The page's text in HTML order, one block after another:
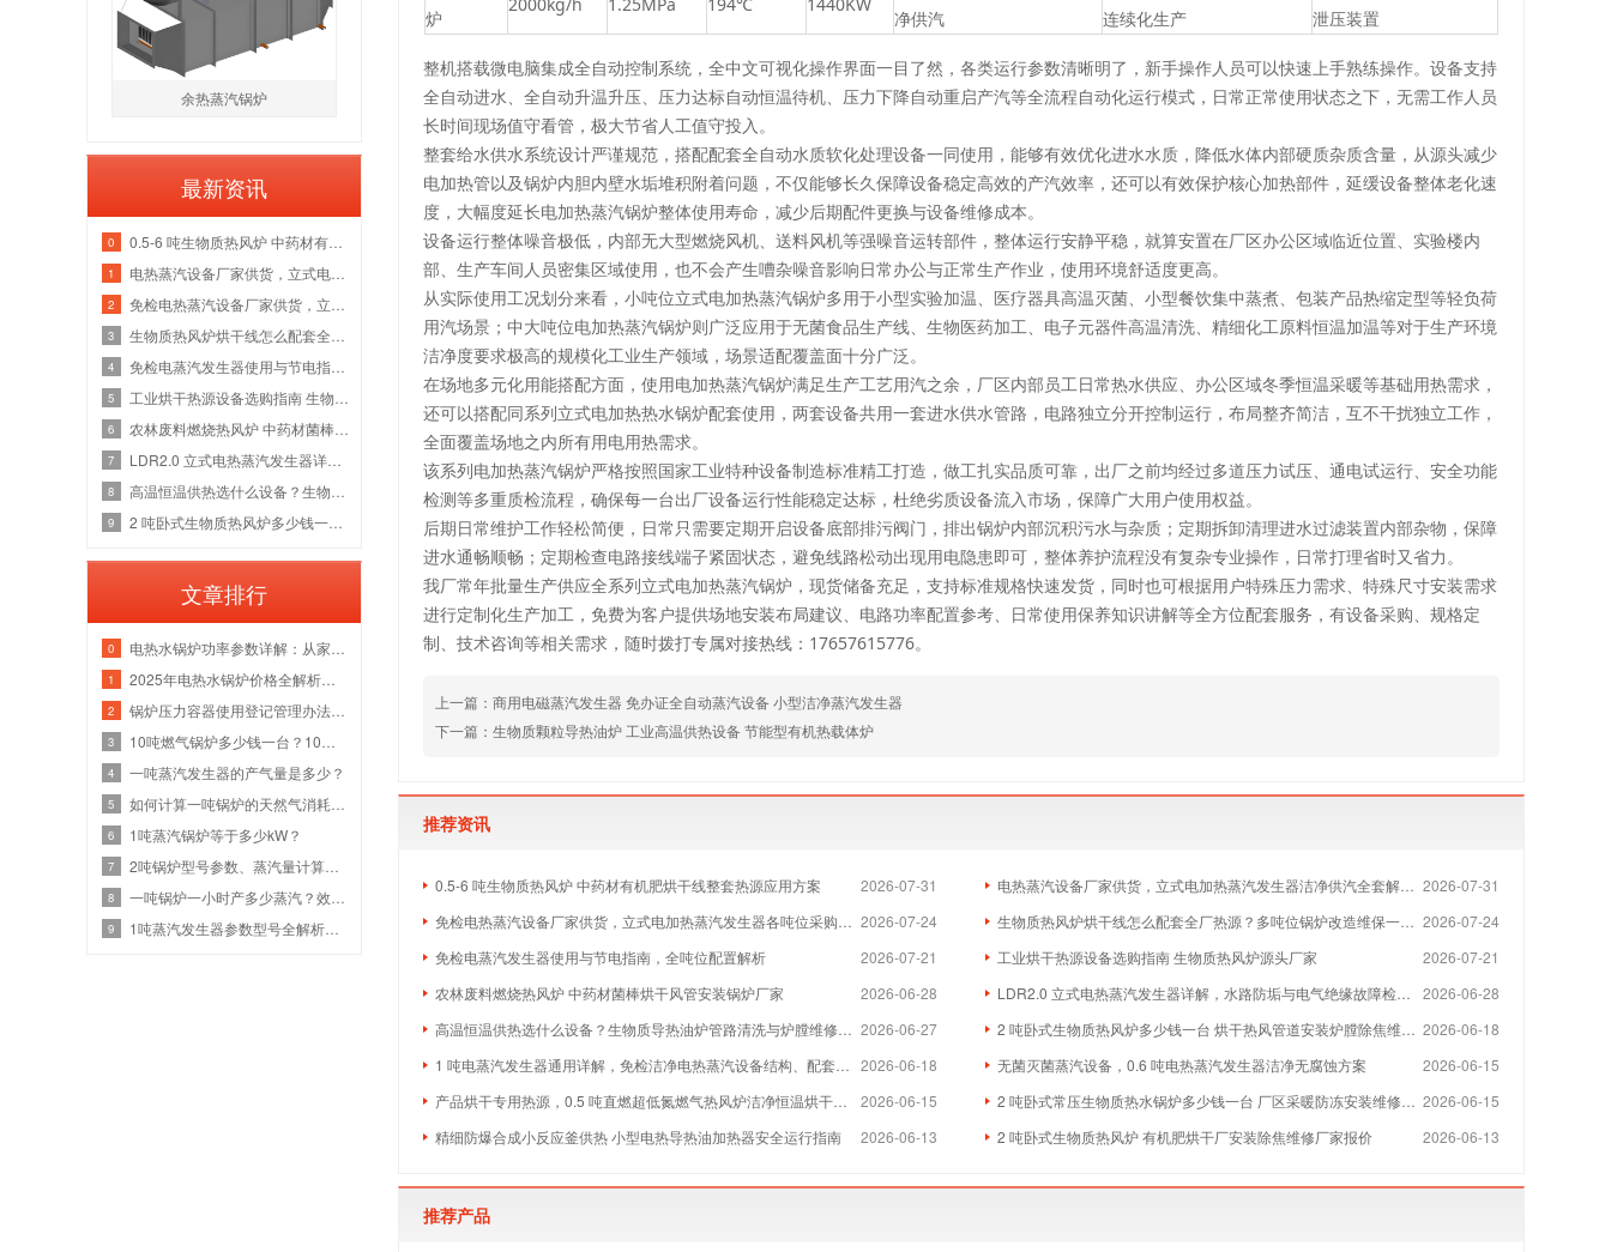
炉
净供汽
连续化生产
泄压装置
整机搭载微电脑集成全自动控制系统，全中文可视化操作界面一目了然，各类运行参数清晰明了，新手操作人员可以快速上手熟练操作。设备支持
全自动进水、全自动升温升压、压力达标自动恒温待机、压力下降自动重启产汽等全流程自动化运行模式，日常正常使用状态之下，无需工作人员
长时间现场值守看管，极大节省人工值守投入。
整套给水供水系统设计严谨规范，搭配配套全自动水质软化处理设备一同使用，能够有效优化进水水质，降低水体内部硬质杂质含量，从源头减少
电加热管以及锅炉内胆内壁水垢堆积附着问题，不仅能够长久保障设备稳定高效的产汽效率，还可以有效保护核心加热部件，延缓设备整体老化速
度，大幅度延长电加热蒸汽锅炉整体使用寿命，减少后期配件更换与设备维修成本。
设备运行整体噪音极低，内部无大型燃烧风机、送料风机等强噪音运转部件，整体运行安静平稳，就算安置在厂区办公区域临近位置、实验楼内
部、生产车间人员密集区域使用，也不会产生嘈杂噪音影响日常办公与正常生产作业，使用环境舒适度更高。
从实际使用工况划分来看，小吨位立式电加热蒸汽锅炉多用于小型实验加温、医疗器具高温灭菌、小型餐饮集中蒸煮、包装产品热缩定型等轻负荷
用汽场景；中大吨位电加热蒸汽锅炉则广泛应用于无菌食品生产线、生物医药加工、电子元器件高温清洗、精细化工原料恒温加温等对于生产环境
洁净度要求极高的规模化工业生产领域，场景适配覆盖面十分广泛。
在场地多元化用能搭配方面，使用电加热蒸汽锅炉满足生产工艺用汽之余，厂区内部员工日常热水供应、办公区域冬季恒温采暖等基础用热需求，
还可以搭配同系列立式电加热热水锅炉配套使用，两套设备共用一套进水供水管路，电路独立分开控制运行，布局整齐简洁，互不干扰独立工作，
全面覆盖场地之内所有用电用热需求。
该系列电加热蒸汽锅炉严格按照国家工业特种设备制造标准精工打造，做工扎实品质可靠，出厂之前均经过多道压力试压、通电试运行、安全功能
检测等多重质检流程，确保每一台出厂设备运行性能稳定达标，杜绝劣质设备流入市场，保障广大用户使用权益。
后期日常维护工作轻松简便，日常只需要定期开启设备底部排污阀门，排出锅炉内部沉积污水与杂质；定期拆卸清理进水过滤装置内部杂物，保障
进水通畅顺畅；定期检查电路接线端子紧固状态，避免线路松动出现用电隐患即可，整体养护流程没有复杂专业操作，日常打理省时又省力。
我厂常年批量生产供应全系列立式电加热蒸汽锅炉，现货储备充足，支持标准规格快速发货，同时也可根据用户特殊压力需求、特殊尺寸安装需求
进行定制化生产加工，免费为客户提供场地安装布局建议、电路功率配置参考、日常使用保养知识讲解等全方位配套服务，有设备采购、规格定
制、技术咨询等相关需求，随时拨打专属对接热线：17657615776。
上一篇：商用电磁蒸汽发生器 免办证全自动蒸汽设备 小型洁净蒸汽发生器
下一篇：生物质颗粒导热油炉 工业高温供热设备 节能型有机热载体炉
推荐资讯
2026-07-31
0.5-6 吨生物质热风炉 中药材有机肥烘干线整套热源应用方案 2026-07-31
电热蒸汽设备厂家供货，立式电加热蒸汽发生器洁净供汽全套解决方案
2026-07-24
免检电热蒸汽设备厂家供货，立式电加热蒸汽发生器各吨位采购成本分析 2026-07-24
生物质热风炉烘干线怎么配套全厂热源？多吨位锅炉改造维保一站式方案
2026-07-21
免检电蒸汽发生器使用与节电指南，全吨位配置解析 2026-07-21
工业烘干热源设备选购指南 生物质热风炉源头厂家
2026-06-28
农林废料燃烧热风炉 中药材菌棒烘干风管安装锅炉厂家 2026-06-28
LDR2.0 立式电热蒸汽发生器详解，水路防垢与电气绝缘故障检修指南
2026-06-27
高温恒温供热选什么设备？生物质导热油炉管路清洗与炉膛维修实体厂家 2026-06-18
2 吨卧式生物质热风炉多少钱一台 烘干热风管道安装炉膛除焦维修厂家
2026-06-18
1 吨电蒸汽发生器通用详解，免检洁净电热蒸汽设备结构、配套与维保全指南 2026-06-15
无菌灭菌蒸汽设备，0.6 吨电热蒸汽发生器洁净无腐蚀方案
2026-06-15
产品烘干专用热源，0.5 吨直燃超低氮燃气热风炉洁净恒温烘干方案 2026-06-15
2 吨卧式常压生物质热水锅炉多少钱一台 厂区采暖防冻安装维修厂家
2026-06-13
精细防爆合成小反应釜供热 小型电热导热油加热器安全运行指南 2026-06-13
2 吨卧式生物质热风炉 有机肥烘干厂安装除焦维修厂家报价
推荐产品
余热蒸汽锅炉
最新资讯
0
1
2
3
4
5
6
7
8
9
文章排行
0
1
2
3
4 一吨蒸汽发生器的产气量是多少？
5
6 1吨蒸汽锅炉等于多少kW？
7
8
9